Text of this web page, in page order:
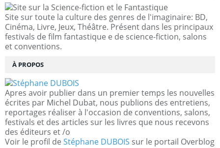
Site sur toute la culture des genres de l'imaginaire: BD,
Cinéma, Livre, Jeux, Théâtre. Présent dans les principaux
festivals de film fantastique e de science-fiction, salons
et conventions.
À PROPOS
Apres avoir publier dans un premier temps les nouvelles
écrites par Michel Dubat, nous publions des entretiens,
reportages réaliser à l'occasion de conventions, salons,
festivals et des articles sur les livres que nous recevons
des éditeurs et /o
Voir le profil de Stéphane DUBOIS sur le portail Overblog